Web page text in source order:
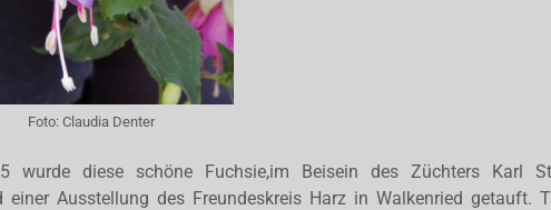
Foto: Claudia Denter
wurde diese schöne Fuchsie,im Beisein des Züchters Karl
einer Ausstellung des Freundeskreis Harz in Walkenried getauft.